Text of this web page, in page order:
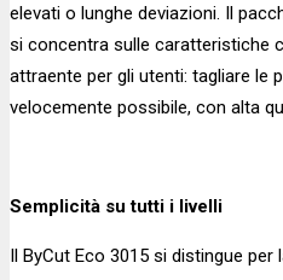
elevati o lunghe deviazioni. Il
si concentra sulle caratteristiche
attraente per gli utenti: tagliare le
velocemente possibile, con alta
Semplicità su tutti i livelli
Il ByCut Eco 3015 si distingue